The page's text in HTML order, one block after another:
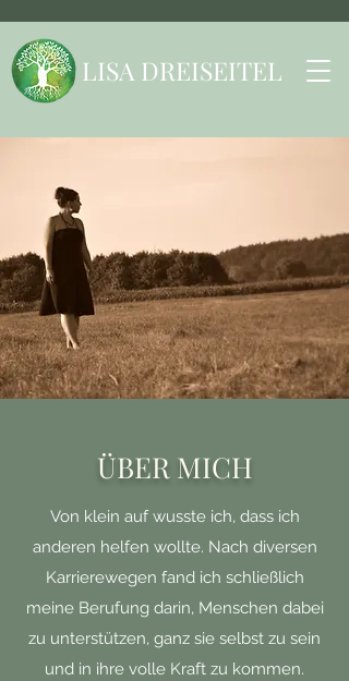
LISA DREISEITEL
ÜBER MICH
Von klein auf wusste ich, dass ich
anderen helfen wollte. Nach diversen
Karrierewegen fand ich schließlich
meine Berufung darin, Menschen dabei
zu unterstützen, ganz sie selbst zu sein
und in ihre volle Kraft zu kommen.